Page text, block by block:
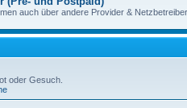
auch über andere Provider &
oder Gesuch.